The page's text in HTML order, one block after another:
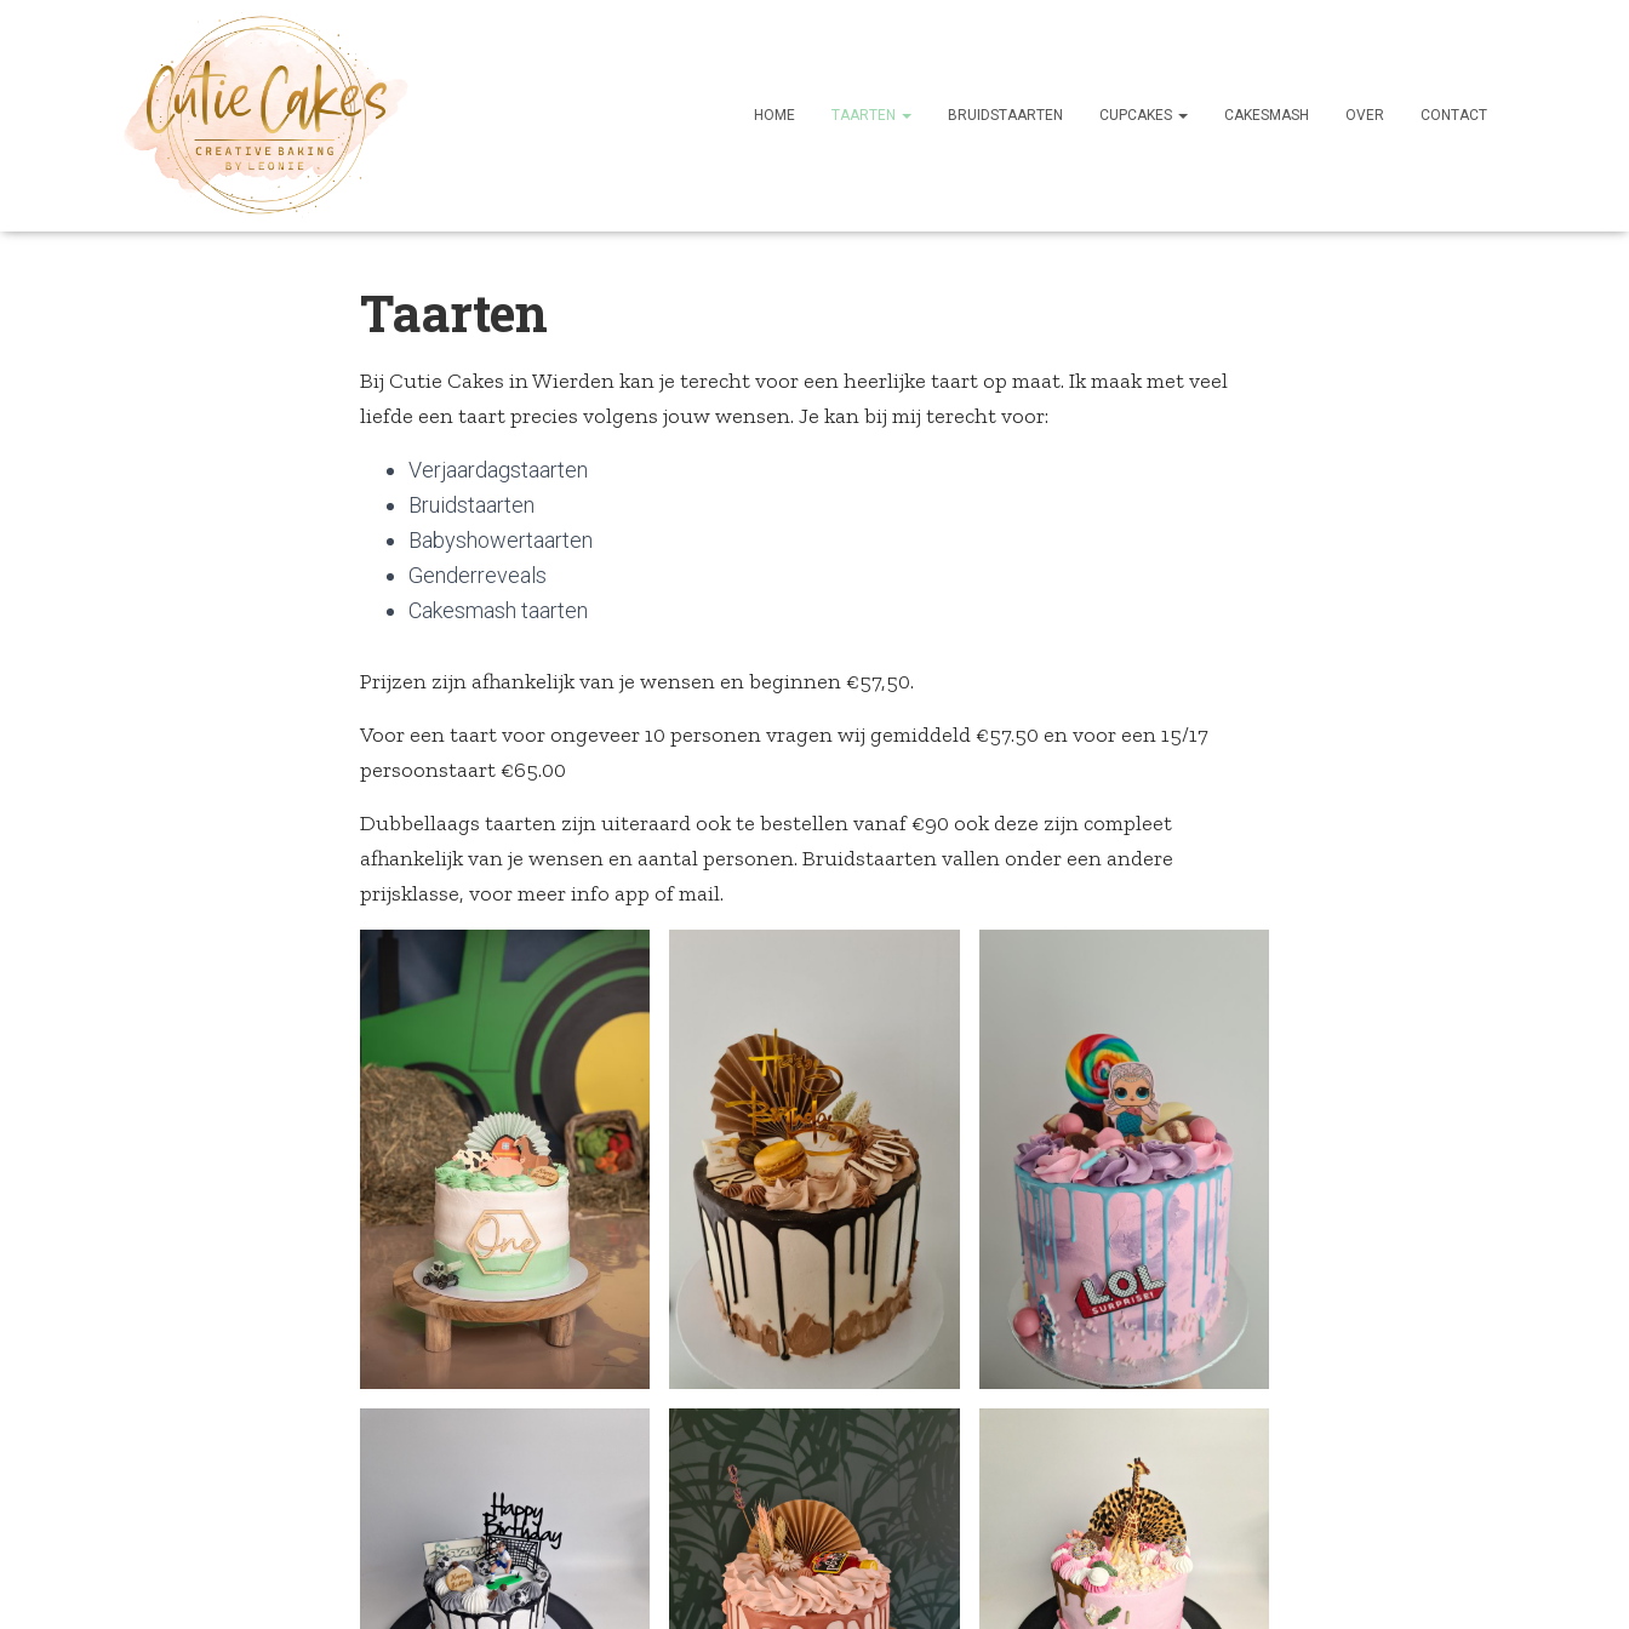
HOME TAARTEN BRUIDSTAARTEN CUPCAKES CAKESMASH OVER CONTACT
Taarten
Bij Cutie Cakes in Wierden kan je terecht voor een heerlijke taart op maat. Ik maak met veel
liefde een taart precies volgens jouw wensen. Je kan bij mij terecht voor:
Verjaardagstaarten
Bruidstaarten
Babyshowertaarten
Genderreveals
Cakesmash taarten
Prijzen zijn afhankelijk van je wensen en beginnen €57,50.
Voor een taart voor ongeveer 10 personen vragen wij gemiddeld €57.50 en voor een 15/17
persoonstaart €65.00
Dubbellaags taarten zijn uiteraard ook te bestellen vanaf €90 ook deze zijn compleet
afhankelijk van je wensen en aantal personen. Bruidstaarten vallen onder een andere
prijsklasse, voor meer info app of mail.